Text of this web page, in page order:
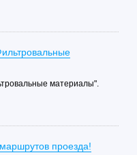
материалы".
проезда!